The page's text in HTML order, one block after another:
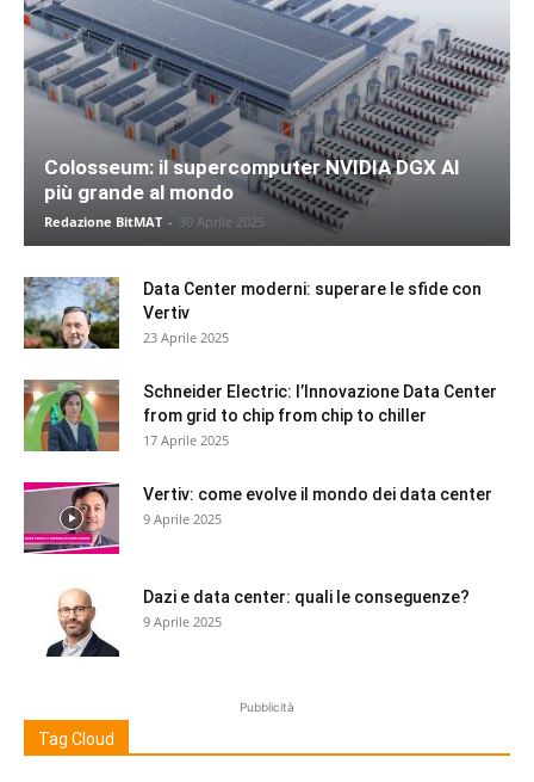
Colosseum: il supercomputer NVIDIA DGX AI
più grande al mondo
Redazione BitMAT - 30 Aprile 2025
Data Center moderni: superare le sfide con
Vertiv
23 Aprile 2025
Schneider Electric: l’Innovazione Data Center
from grid to chip from chip to chiller
17 Aprile 2025
Vertiv: come evolve il mondo dei data center
9 Aprile 2025
Dazi e data center: quali le conseguenze?
9 Aprile 2025
Pubblicità
Tag Cloud